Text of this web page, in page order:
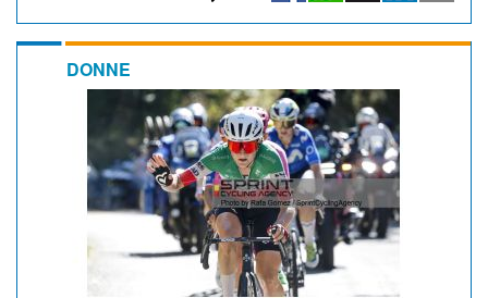
DONNE